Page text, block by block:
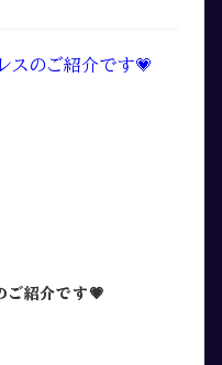
ご紹介です💗